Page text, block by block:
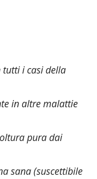
tutti i casi della
in altre malattie
pura dai
sana (suscettibile